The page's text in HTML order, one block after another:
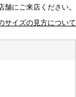
にご来店ください。
サイズの見方について